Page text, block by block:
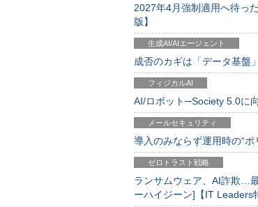
2027年4月強制適用へ待っ
版】
生成AI/AIエージェント
成否のカギは「データ基盤
フィジカルAI
AI/ロボット─Society 5.0に
メールセキュリティ
導入のみならず運用時の“
ゼロトラスト戦略
ランサムウェア、AI詐欺…
ーハイジーン]【IT Leaders